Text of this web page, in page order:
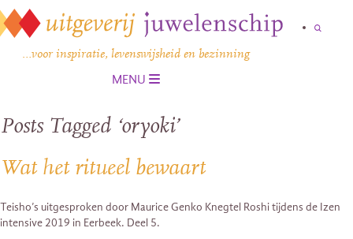
…voor inspiratie, levenswijsheid en bezinning
MENU
Posts Tagged ‘oryoki’
Wat het ritueel bewaart
Teisho’s uitgesproken door Maurice Genko Knegtel Roshi tijdens de Izen
intensive 2019 in Eerbeek. Deel 5.